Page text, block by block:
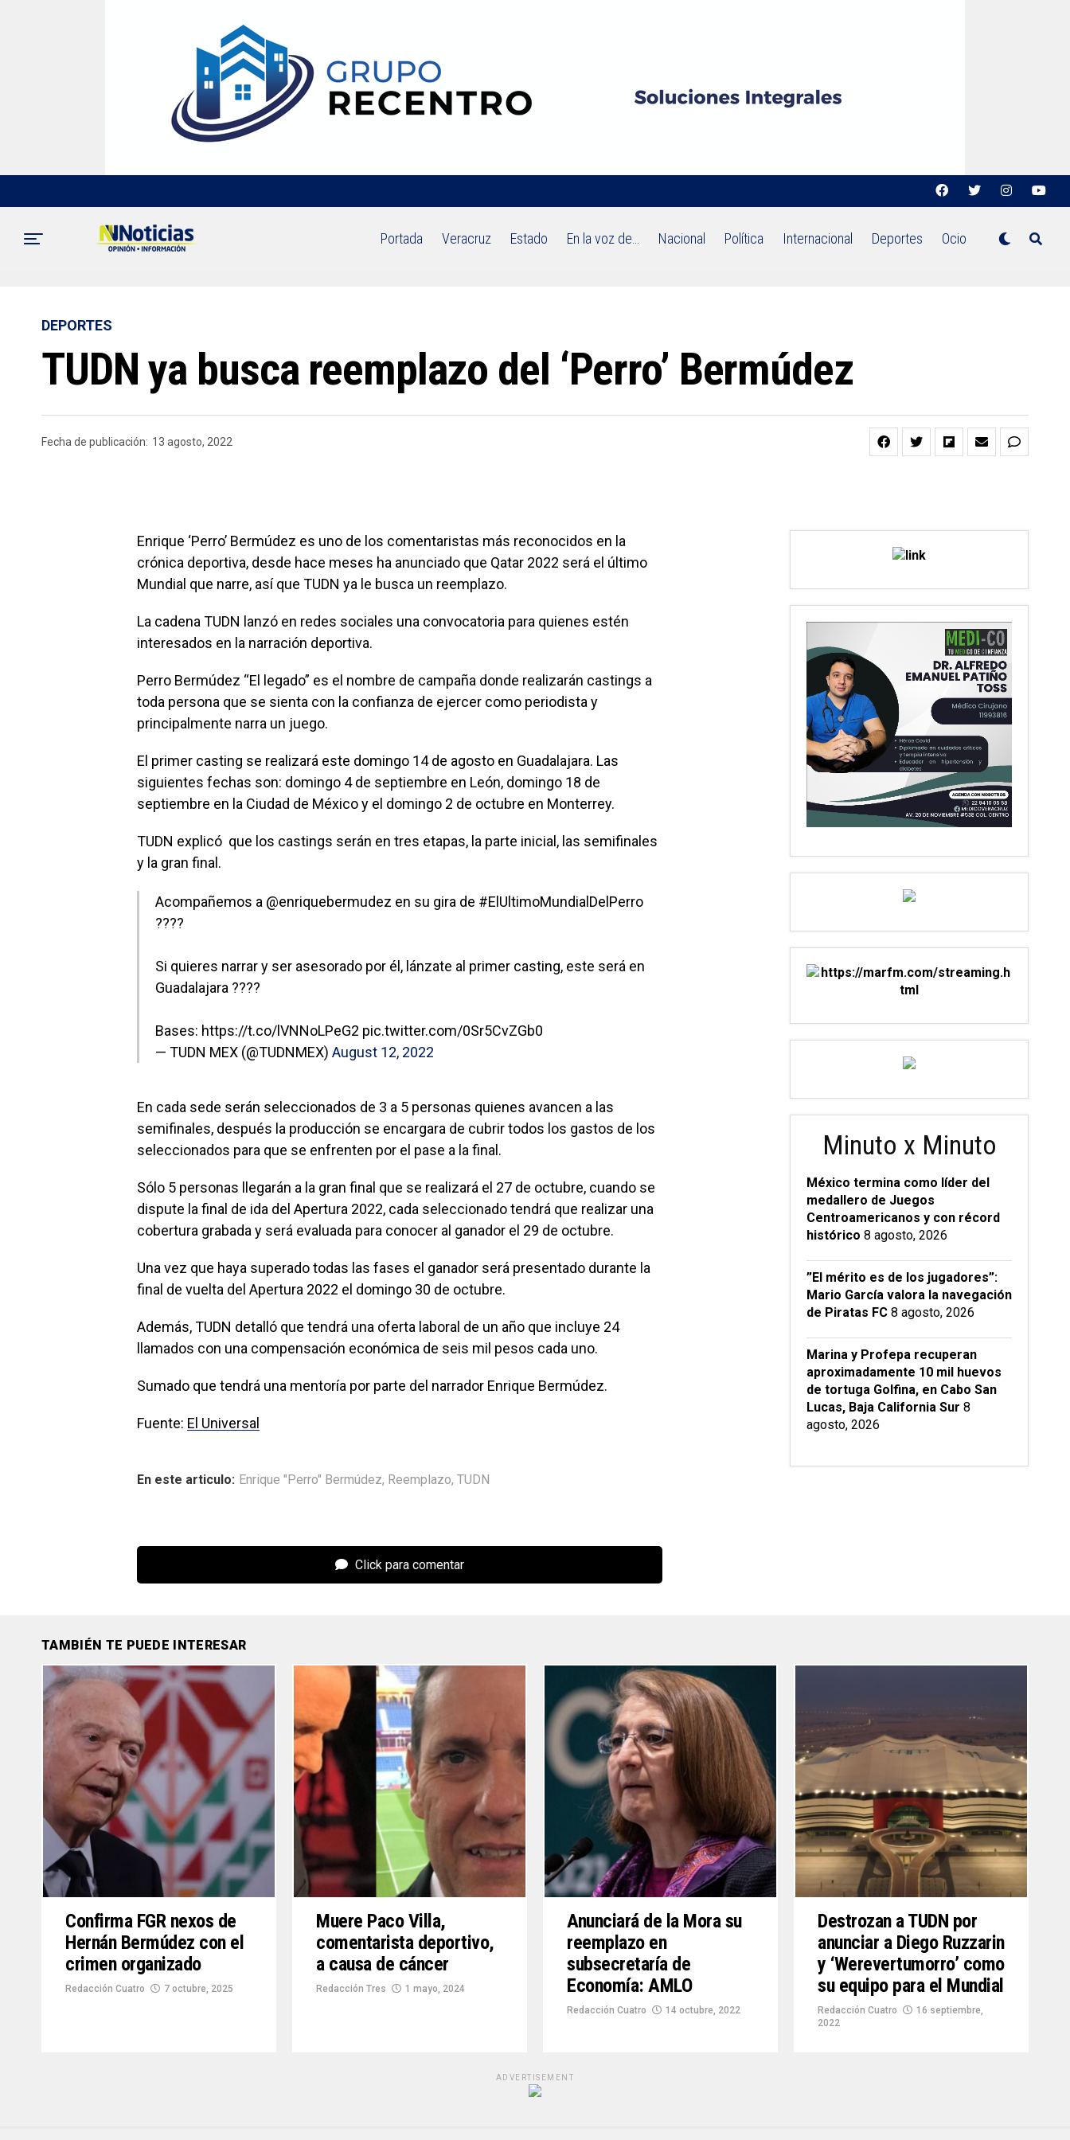
Portada Veracruz Estado En la voz de… Nacional Política Internacional Deportes Ocio
DEPORTES
TUDN ya busca reemplazo del ‘Perro’ Bermúdez
Fecha de publicación: 13 agosto, 2022
Enrique ‘Perro’ Bermúdez es uno de los comentaristas más reconocidos en la
crónica deportiva, desde hace meses ha anunciado que Qatar 2022 será el último
Mundial que narre, así que TUDN ya le busca un reemplazo.
La cadena TUDN lanzó en redes sociales una convocatoria para quienes estén
interesados en la narración deportiva.
Perro Bermúdez “El legado” es el nombre de campaña donde realizarán castings a
toda persona que se sienta con la confianza de ejercer como periodista y
principalmente narra un juego.
El primer casting se realizará este domingo 14 de agosto en Guadalajara. Las
siguientes fechas son: domingo 4 de septiembre en León, domingo 18 de
septiembre en la Ciudad de México y el domingo 2 de octubre en Monterrey.
TUDN explicó que los castings serán en tres etapas, la parte inicial, las semifinales
y la gran final.
Acompañemos a @enriquebermudez en su gira de #ElUltimoMundialDelPerro
????
Si quieres narrar y ser asesorado por él, lánzate al primer casting, este será en
Guadalajara ????
Bases: https://t.co/lVNNoLPeG2 pic.twitter.com/0Sr5CvZGb0
— TUDN MEX (@TUDNMEX) August 12, 2022
En cada sede serán seleccionados de 3 a 5 personas quienes avancen a las
semifinales, después la producción se encargara de cubrir todos los gastos de los
seleccionados para que se enfrenten por el pase a la final.
Sólo 5 personas llegarán a la gran final que se realizará el 27 de octubre, cuando se
dispute la final de ida del Apertura 2022, cada seleccionado tendrá que realizar una
cobertura grabada y será evaluada para conocer al ganador el 29 de octubre.
Una vez que haya superado todas las fases el ganador será presentado durante la
final de vuelta del Apertura 2022 el domingo 30 de octubre.
Además, TUDN detalló que tendrá una oferta laboral de un año que incluye 24
llamados con una compensación económica de seis mil pesos cada uno.
Sumado que tendrá una mentoría por parte del narrador Enrique Bermúdez.
Fuente: El Universal
En este articulo: Enrique "Perro" Bermúdez, Reemplazo, TUDN
Click para comentar
Minuto x Minuto
México termina como líder del
medallero de Juegos
Centroamericanos y con récord
histórico 8 agosto, 2026
”El mérito es de los jugadores”:
Mario García valora la navegación
de Piratas FC 8 agosto, 2026
Marina y Profepa recuperan
aproximadamente 10 mil huevos
de tortuga Golfina, en Cabo San
Lucas, Baja California Sur 8
agosto, 2026
TAMBIÉN TE PUEDE INTERESAR
Confirma FGR nexos de
Hernán Bermúdez con el
crimen organizado
Redacción Cuatro 7 octubre, 2025
Muere Paco Villa,
comentarista deportivo,
a causa de cáncer
Redacción Tres 1 mayo, 2024
Anunciará de la Mora su
reemplazo en
subsecretaría de
Economía: AMLO
Redacción Cuatro 14 octubre, 2022
Destrozan a TUDN por
anunciar a Diego Ruzzarin
y ‘Werevertumorro’ como
su equipo para el Mundial
Redacción Cuatro
16 septiembre,
2022
ADVERTISEMENT